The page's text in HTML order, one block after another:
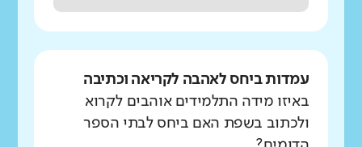
עמדות ביחס לאהבה לקריאה וכתיבה
באיזו מידה התלמידים אוהבים לקרוא
ולכתוב בשפת האם ביחס לבתי הספר